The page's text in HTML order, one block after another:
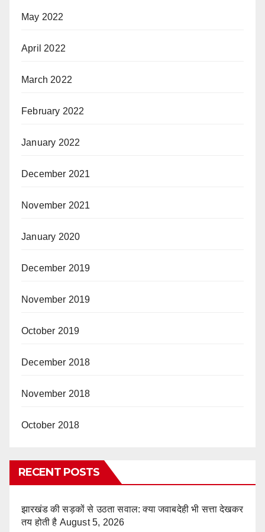
May 2022
April 2022
March 2022
February 2022
January 2022
December 2021
November 2021
January 2020
December 2019
November 2019
October 2019
December 2018
November 2018
October 2018
RECENT POSTS
झारखंड की सड़कों से उठता सवाल: क्या जवाबदेही भी सत्ता देखकर
तय होती है August 5, 2026